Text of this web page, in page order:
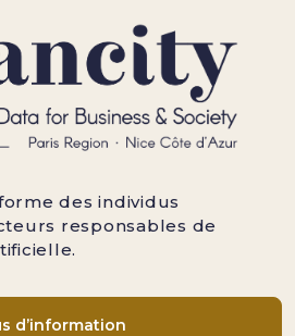
des individus
responsables de
d’information